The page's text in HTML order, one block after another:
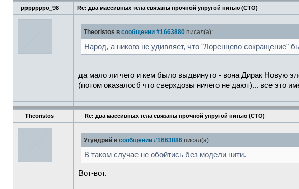
pppppppo_98 Re: два массивных тела связаны прочной упругой нитью (СТО)
Theoristos в сообщении #1663880 писал(а):
Народ, а никого не удивляет, что "Лоренцево сокращение"
да мало ли чего и кем было выдвинуто - вона Дирак Новую
(потом оказалосб что сверхдозы ничего не дают)... все это
Theoristos Re: два массивных тела связаны прочной упругой нитью (СТО)
Утундрий в сообщении #1663886 писал(а):
В таком случае не обойтись без модели нити.
Вот-вот.